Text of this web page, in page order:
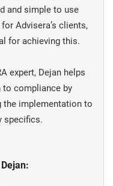
and simple to use
Advisera’s clients,
for achieving this.
expert, Dejan helps
to compliance by
the implementation to
specifics.